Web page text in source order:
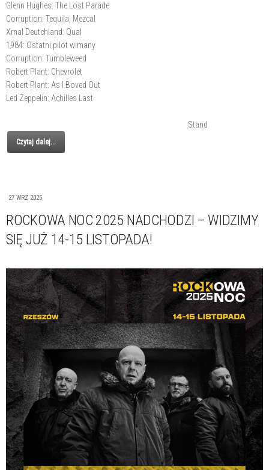
Glenn Hughes: The Lost Parade
Corruption: Tequila, Mezcal
Xmal Deutchland: Qual
1984: Ostatni pilot wimany
Corruption: Tumbleweed
Robert Plant: Chevrolet
Robert Plant: As I Boved Out
Led Zeppelin: Achilles Last
Stand
Czytaj dalej...
27 WRZ 2025
ROCKOWA NOC 2025 NADCHODZI – WIDZIMY
SIĘ JUŻ 14-15 LISTOPADA!